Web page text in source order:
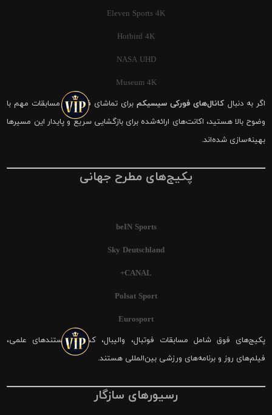
Eleven Sports 4K
Hotbird 4K
NASA UHD
Museum 4K
اگر به دنبال کانال‌های فورکی سیسیکمبرای تماشای فوتبال و مسابقات مهم با
وضوح بالا هستید، اکانت‌های ارائه‌شده برای بازگشایی سریع و پایدار این مسیرها
بهینه‌سازی شده‌اند.
پکیج‌های مطرح جهانی
beIN Sports
Sky Deutschland
CANAL+
Polsat Sport
Eurosport
پکیج‌های فوق شامل مسابقات فوتبال، والیبال، کشتی، مستندهای علمی،
فیلم‌های روز و برنامه‌های ورزشی بین‌المللی هستند.
رسیورهای سازگار